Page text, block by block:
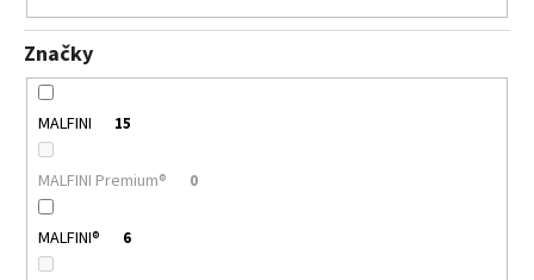
Značky
MALFINI 15
MALFINI Premium® 0
MALFINI® 6